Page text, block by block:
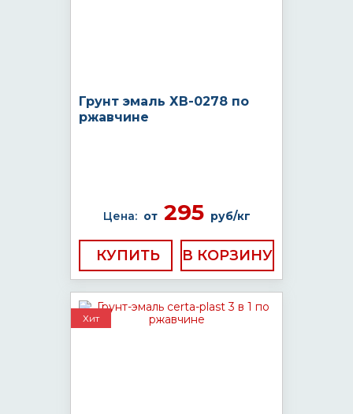
Грунт эмаль ХВ-0278 по
ржавчине
Цена: от295 руб/кг
КУПИТЬ
Хит